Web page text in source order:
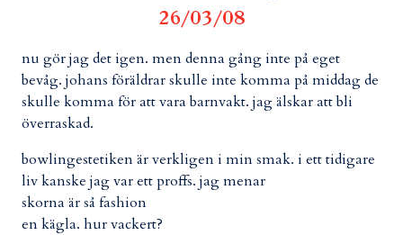
26/03/08
nu gör jag det igen. men denna gång inte på eget
bevåg. johans föräldrar skulle inte komma på middag de
skulle komma för att vara barnvakt. jag älskar att bli
överraskad.
bowlingestetiken är verkligen i min smak. i ett tidigare
liv kanske jag var ett proffs. jag menar
skorna är så fashion
en kägla. hur vackert?